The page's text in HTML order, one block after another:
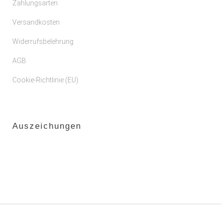
Zahlungsarten
Versandkosten
Widerrufsbelehrung
AGB
Cookie-Richtlinie (EU)
Auszeichungen